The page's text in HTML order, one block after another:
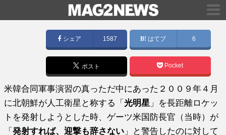
シェア 1587 はてブ 6
ポスト Pocket
米韓合同軍事演習の真っただ中にあった２００９年４月
に北朝鮮が人工衛星と称する「光明星 」を長距離ロケッ
トを発射しようとした時、ゲーツ米国防長官（当時）が
「発射すれば、迎撃も辞さない 」と警告したのに対して